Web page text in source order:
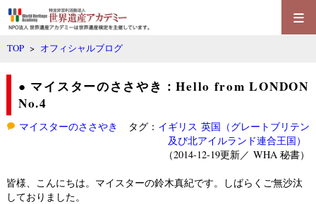
≡
TOP > オフィシャルブログ
● マイスターのささやき：Hello from LONDON
No.4
マイスターのささやき タグ： イギリス 英国（グレートブリテン
及び北アイルランド連合王国）
（2014-12-19更新／ WHA 秘書）
皆様、こんにちは。マイスターの鈴木真紀です。しばらくご無沙汰
しておりました。